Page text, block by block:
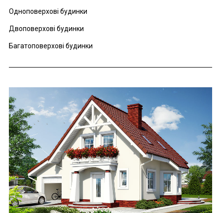
Одноповерхові будинки
Двоповерхові будинки
Багатоповерхові будинки